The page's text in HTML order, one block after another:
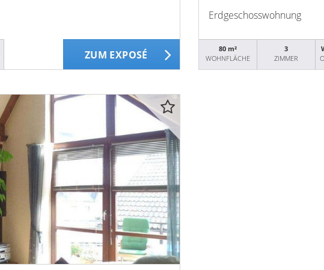
ZUM EXPOSÉ
Erdgeschosswohnung
80 m²
WOHNFLÄCHE
3
ZIMMER